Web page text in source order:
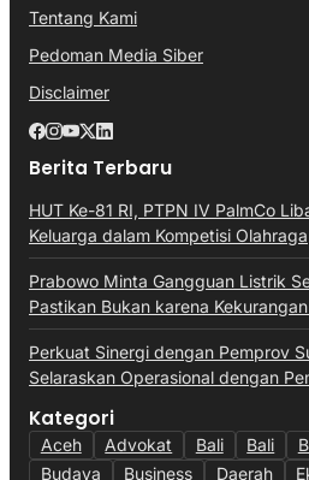
Tentang Kami
Pedoman Media Siber
Disclaimer
Berita Terbaru
HUT Ke-81 RI, PTPN IV PalmCo
Keluarga dalam Kompetisi Olahraga
Prabowo Minta Gangguan Listrik
Pastikan Bukan karena
Perkuat Sinergi dengan Pemprov
Selaraskan Operasional dengan
Kategori
Aceh Advokat Bali Bali
Budaya
Business Daerah